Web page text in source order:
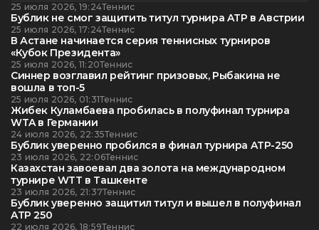
25 июля 2026, 19:24Теннис
Бублик не смог защитить титул турнира ATP в Австрии
25 июля 2026, 17:24Теннис
В Астане начинается серия теннисных турниров
«Кубок Президента»
25 июля 2026, 11:20Теннис
Синнер возглавил рейтинг призовых, Рыбакина не
вошла в топ-5
25 июля 2026, 01:31Теннис
Жибек Куламбаева пробилась в полуфинал турнира
WTA в Германии
24 июля 2026, 22:35Теннис
Бублик уверенно пробился в финал турнира ATP-250
23 июля 2026, 22:06Теннис
Казахстан завоевал два золота на международном
турнире WTT в Ташкенте
23 июля 2026, 21:37Теннис
Бублик уверенно защитил титул и вышел в полуфинал
ATP 250
22 июля 2026, 18:59Теннис